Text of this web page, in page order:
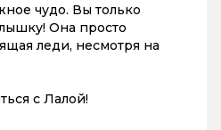
чудо. Вы только
Она просто
леди, несмотря на
с Лалой!